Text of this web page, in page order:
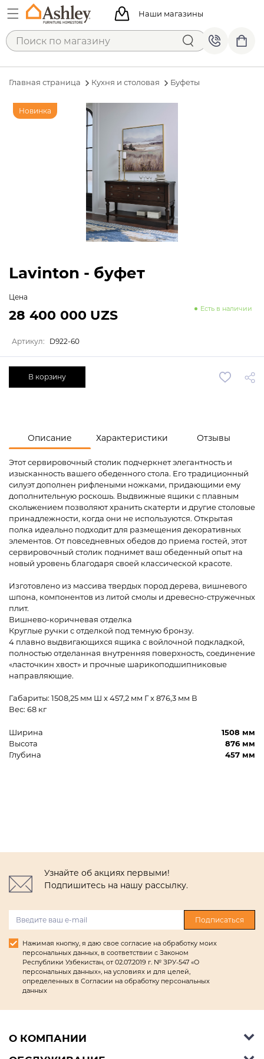
Наши магазины
Главная страница Кухня и столовая Буфеты
Новинка
Описание Характеристики Отзывы
Этот сервировочный столик подчеркнет элегантность и
изысканность вашего обеденного стола. Его традиционный
силуэт дополнен рифлеными ножками, придающими ему
дополнительную роскошь. Выдвижные ящики с плавным
скольжением позволяют хранить скатерти и другие столовые
принадлежности, когда они не используются. Открытая
полка идеально подходит для размещения декоративных
элементов. От повседневных обедов до приема гостей, этот
сервировочный столик поднимет ваш обеденный опыт на
новый уровень благодаря своей классической красоте.
Изготовлено из массива твердых пород дерева, вишневого
шпона, компонентов из литой смолы и древесно-стружечных
плит.
Вишнево-коричневая отделка
Круглые ручки с отделкой под темную бронзу.
4 плавно выдвигающихся ящика с войлочной подкладкой,
полностью отделанная внутренняя поверхность, соединение
«ласточкин хвост» и прочные шарикоподшипниковые
направляющие.
Габариты: 1508,25 мм Ш x 457,2 мм Г x 876,3 мм В
Вес: 68 кг
Ширина
1508 мм
Высота
876 мм
Глубина
457 мм
Lavinton - буфет
Цена
Есть в наличии
28 400 000 UZS
Артикул: D922-60
В корзину
Узнайте об акциях первыми!
Подпишитесь на нашу рассылку.
Подписаться
Нажимая кнопку, я даю свое согласие на обработку моих
персональных данных, в соответствии с Законом
Республики Узбекистан, от 02.07.2019 г. № ЗРУ-547 «О
персональных данных», на условиях и для целей,
определенных в Согласии на обработку персональных
данных
О КОМПАНИИ